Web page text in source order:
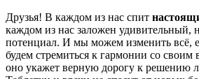
Друзья! В каждом из нас спит
каждом из нас заложен удивительный,
потенциал. И мы можем изменить всё,
будем стремиться к гармонии со
оно укажет верную дорогу к решению